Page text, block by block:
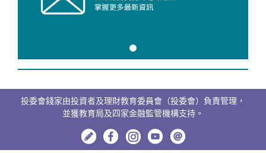
投委會錢家由投資者及理財教育委員會（投委會）負責管理，
並獲教育局及四家金融監管機構支持。